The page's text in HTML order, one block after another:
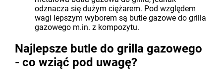
odznacza się dużym ciężarem. Pod względem
wagi lepszym wyborem są butle gazowe do grilla
gazowego m.in. z kompozytu.
Najlepsze butle do grilla gazowego
- co wziąć pod uwagę?